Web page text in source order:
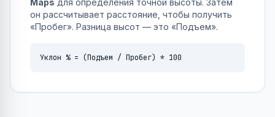
Maps для определения точной высоты. Затем
он рассчитывает расстояние, чтобы получить
«Пробег». Разница высот — это «Подъем».
Уклон % = (Подъем / Пробег) * 100